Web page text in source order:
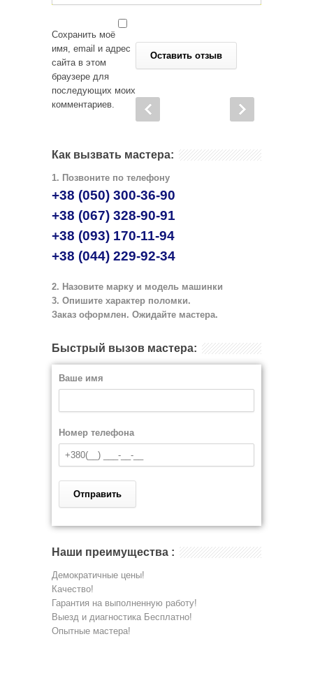
Сохранить моё
имя, email и адрес
сайта в этом
браузере для
последующих моих
комментариев.
Как вызвать мастера:
1. Позвоните по телефону
+38 (050) 300-36-90
+38 (067) 328-90-91
+38 (093) 170-11-94
+38 (044) 229-92-34
2. Назовите марку и модель машинки
3. Опишите характер поломки.
Заказ оформлен. Ожидайте мастера.
Быстрый вызов мастера:
Ваше имя
Номер телефона
Наши преимущества :
Демократичные цены!
Качество!
Гарантия на выполненную работу!
Выезд и диагностика Бесплатно!
Опытные мастера!